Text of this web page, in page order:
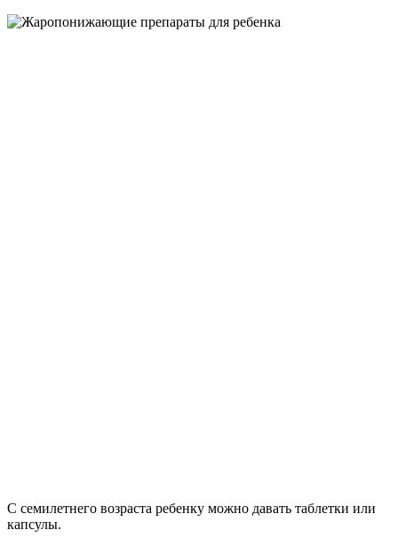
С семилетнего возраста ребенку можно давать таблетки или
капсулы.